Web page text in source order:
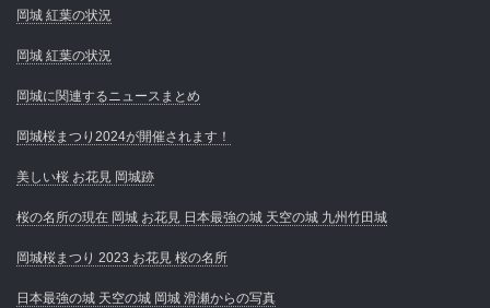
岡城 紅葉の状況
岡城 紅葉の状況
岡城に関連するニュースまとめ
岡城桜まつり2024が開催されます！
美しい桜 お花見 岡城跡
桜の名所の現在 岡城 お花見 日本最強の城 天空の城 九州竹田城
岡城桜まつり 2023 お花見 桜の名所
日本最強の城 天空の城 岡城 滑瀬からの写真